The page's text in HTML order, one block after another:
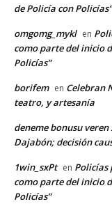
de Policía con Policías”
omgomg_mykl en
como parte del inicio
Policías”
borifem en Celebran
teatro, y artesanía
deneme bonusu
Dajabón; decisión
1win_sxPt en Policías
como parte del inicio
Policías”